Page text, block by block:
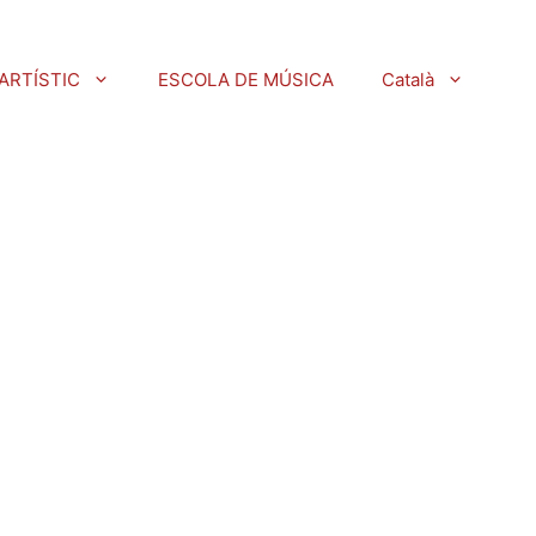
ESCOLA DE MÚSICA Català